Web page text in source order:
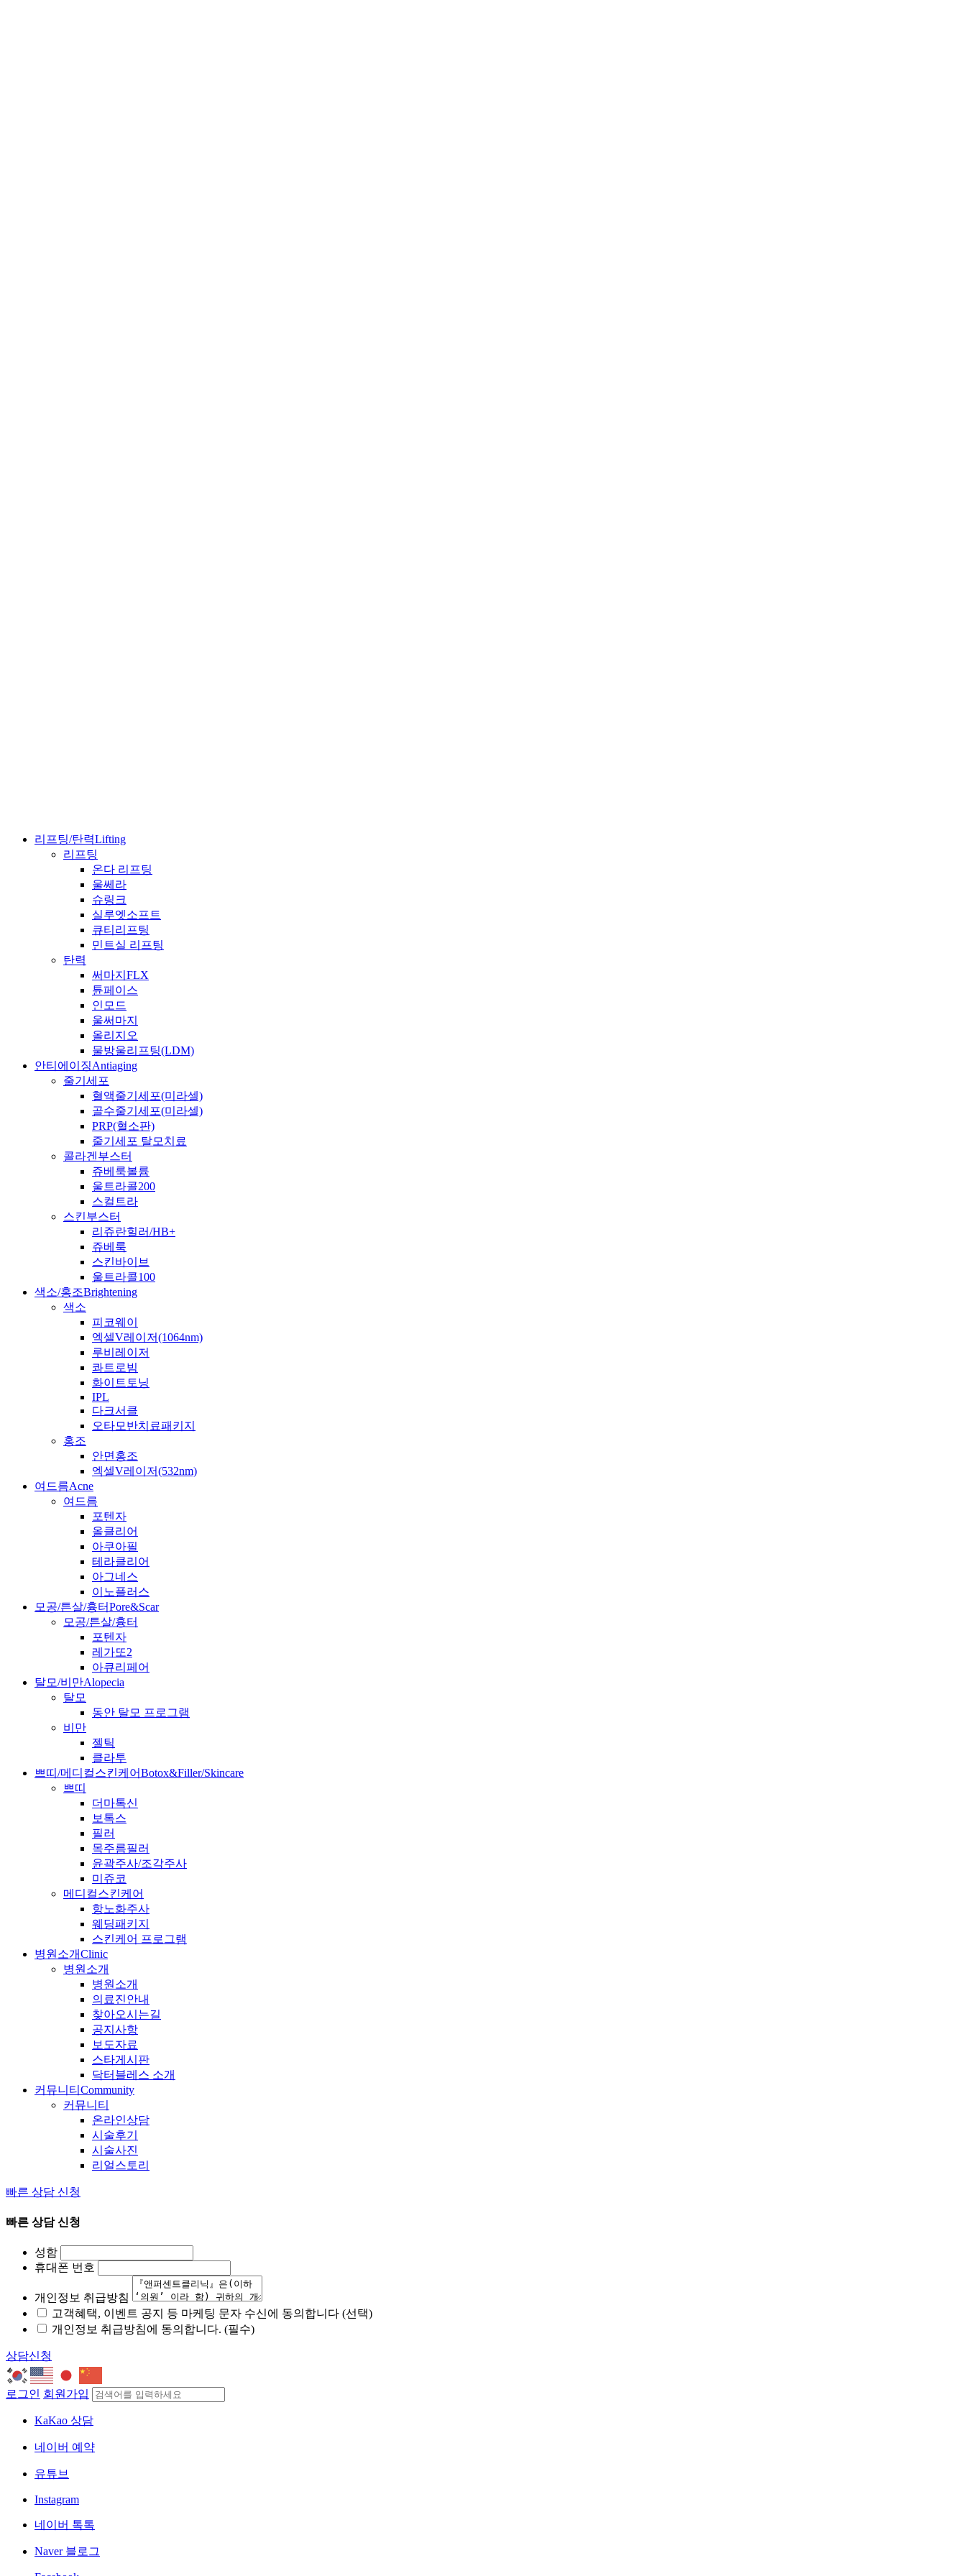
리프팅/탄력Lifting
리프팅
온다 리프팅
울쎄라
슈링크
실루엣소프트
큐티리프팅
민트실 리프팅
탄력
써마지FLX
튠페이스
인모드
울써마지
올리지오
물방울리프팅(LDM)
안티에이징Antiaging
줄기세포
혈액줄기세포(미라셀)
골수줄기세포(미라셀)
PRP(혈소판)
줄기세포 탈모치료
콜라겐부스터
쥬베룩볼륨
울트라콜200
스컬트라
스킨부스터
리쥬란힐러/HB+
쥬베룩
스킨바이브
울트라콜100
색소/홍조Brightening
색소
피코웨이
엑셀V레이저(1064nm)
루비레이저
콰트로빔
화이트토닝
IPL
다크서클
오타모반치료패키지
홍조
안면홍조
엑셀V레이저(532nm)
여드름Acne
여드름
포텐자
올클리어
아쿠아필
테라클리어
아그네스
이노플러스
모공/튼살/흉터Pore&Scar
모공/튼살/흉터
포텐자
레가또2
아큐리페어
탈모/비만Alopecia
탈모
동안 탈모 프로그램
비만
젤틱
클라투
쁘띠/메디컬스킨케어Botox&Filler/Skincare
쁘띠
더마톡신
보톡스
필러
목주름필러
윤곽주사/조각주사
미쥬코
메디컬스킨케어
항노화주사
웨딩패키지
스킨케어 프로그램
병원소개Clinic
병원소개
병원소개
의료진안내
찾아오시는길
공지사항
보도자료
스타게시판
닥터블레스 소개
커뮤니티 Community
커뮤니티
온라인상담
시술후기
시술사진
리얼스토리
빠른 상담 신청
빠른 상담 신청
성함
휴대폰 번호
개인정보 취급방침
고객혜택, 이벤트 공지 등 마케팅 문자 수신에 동의합니다 (선택)
개인정보 취급방침에 동의합니다. (필수)
상담신청
로그인 회원가입
KaKao 상담
네이버 예약
유튜브
Instagram
네이버 톡톡
Naver 블로그